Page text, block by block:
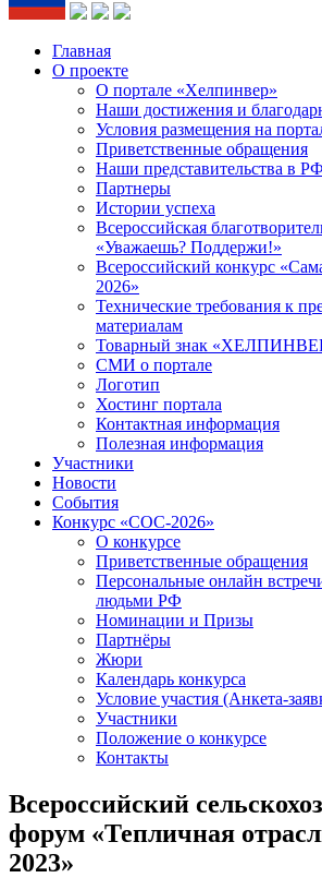
Главная
О проекте
О портале «Хелпинвер»
Наши достижения и
Условия размещения на
Приветственные обращения
Наши представительства в
Партнеры
Истории успеха
Всероссийская
«Уважаешь? Поддержи!»
Всероссийский конкурс
2026»
Технические требования к
материалам
Товарный знак
СМИ о портале
Логотип
Хостинг портала
Контактная информация
Полезная информация
Участники
Новости
События
Конкурс «СОС-2026»
О конкурсе
Приветственные обращения
Персональные онлайн
людьми РФ
Номинации и Призы
Партнёры
Жюри
Календарь конкурса
Условие участия (Анкета-
Участники
Положение о конкурсе
Контакты
Всероссийский
форум «Тепличная
2023»